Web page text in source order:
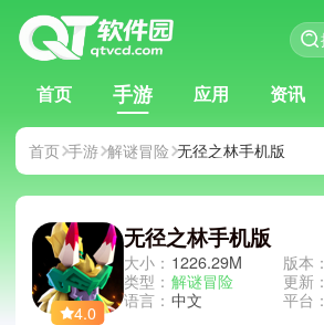
首页 手游 应用 资讯
首页 手游 解谜冒险 无径之林手机版
4.0
无径之林手机版
大小： 1226.29M
类型： 解谜冒险
语言： 中文
版本：
更新：
平台：